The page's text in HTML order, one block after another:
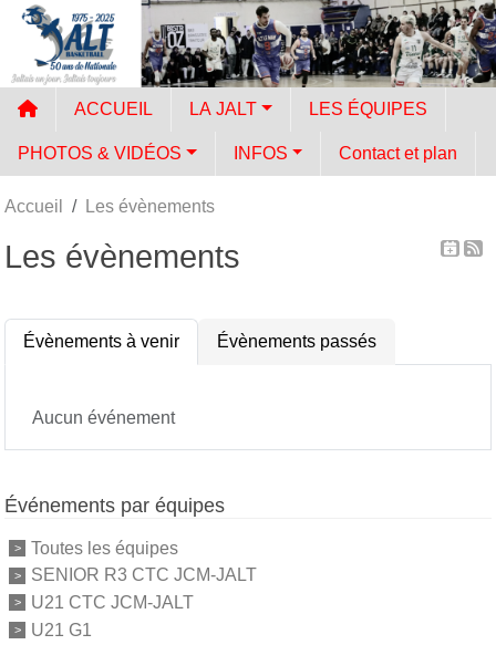
ACCUEIL LA JALT LES ÉQUIPES
PHOTOS & VIDÉOS INFOS Contact et plan
Accueil Les évènements
Les évènements
Évènements à venir Évènements passés
Aucun événement
Événements par équipes
Toutes les équipes
SENIOR R3 CTC JCM-JALT
U21 CTC JCM-JALT
U21 G1
Panneau de gestion des cookies